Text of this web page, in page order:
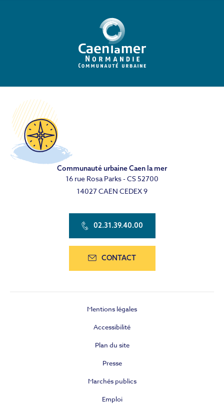
Communauté urbaine Caen la mer
16 rue Rosa Parks - CS 52700
14027 CAEN CEDEX 9
02.31.39.40.00
CONTACT
Mentions légales
Accessibilité
Plan du site
Presse
Marchés publics
Emploi